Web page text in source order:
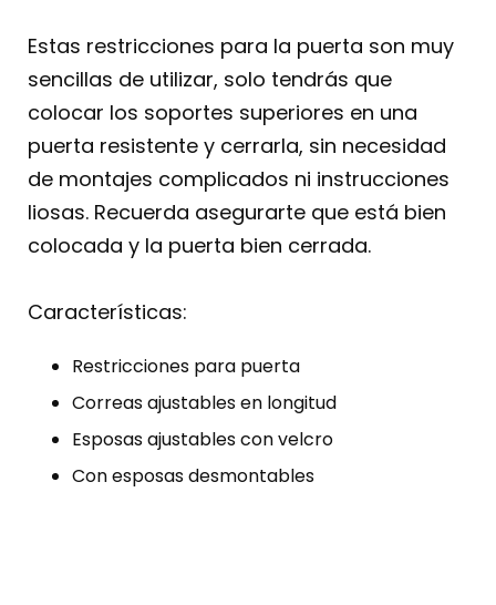
Estas restricciones para la puerta son muy
sencillas de utilizar, solo tendrás que
colocar los soportes superiores en una
puerta resistente y cerrarla, sin necesidad
de montajes complicados ni instrucciones
liosas. Recuerda asegurarte que está bien
colocada y la puerta bien cerrada.
Características:
Restricciones para puerta
Correas ajustables en longitud
Esposas ajustables con velcro
Con esposas desmontables